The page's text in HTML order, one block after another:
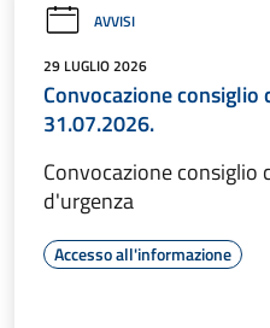
AVVISI
29 LUGLIO 2026
Convocazione consiglio
31.07.2026.
Convocazione consiglio
d'urgenza
Accesso all'informazione